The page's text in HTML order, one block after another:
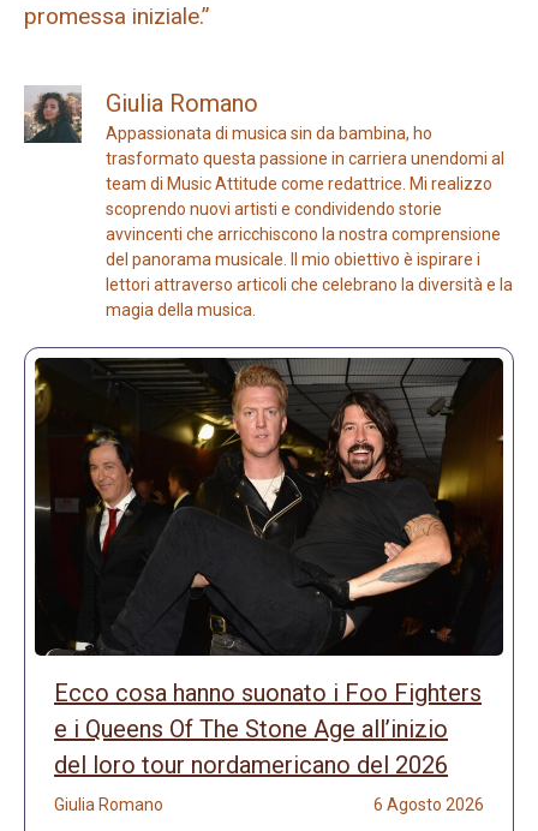
promessa iniziale.”
Giulia Romano
Appassionata di musica sin da bambina, ho
trasformato questa passione in carriera unendomi al
team di Music Attitude come redattrice. Mi realizzo
scoprendo nuovi artisti e condividendo storie
avvincenti che arricchiscono la nostra comprensione
del panorama musicale. Il mio obiettivo è ispirare i
lettori attraverso articoli che celebrano la diversità e la
magia della musica.
Ecco cosa hanno suonato i Foo Fighters
e i Queens Of The Stone Age all’inizio
del loro tour nordamericano del 2026
Giulia Romano 6 Agosto 2026